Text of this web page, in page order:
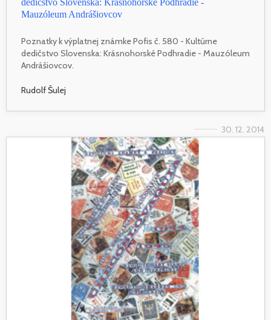
Mauzóleum Andrášiovcov
Poznatky k výplatnej známke Pofis č. 580 - Kultúrne
dedičstvo Slovenska: Krásnohorské Podhradie - Mauzóleum
Andrášiovcov.
Rudolf Šulej
30. 12. 2014